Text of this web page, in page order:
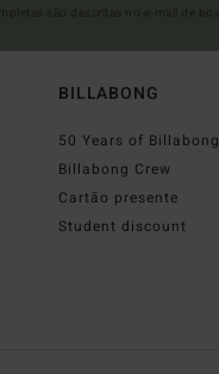
BILLABONG
50 Years of Billabong
Billabong Crew
Cartão presente
Student discount